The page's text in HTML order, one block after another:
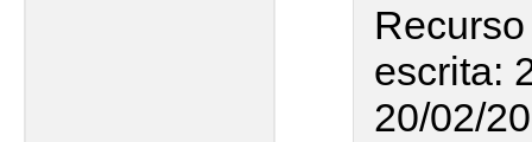
escrita:
20/02/